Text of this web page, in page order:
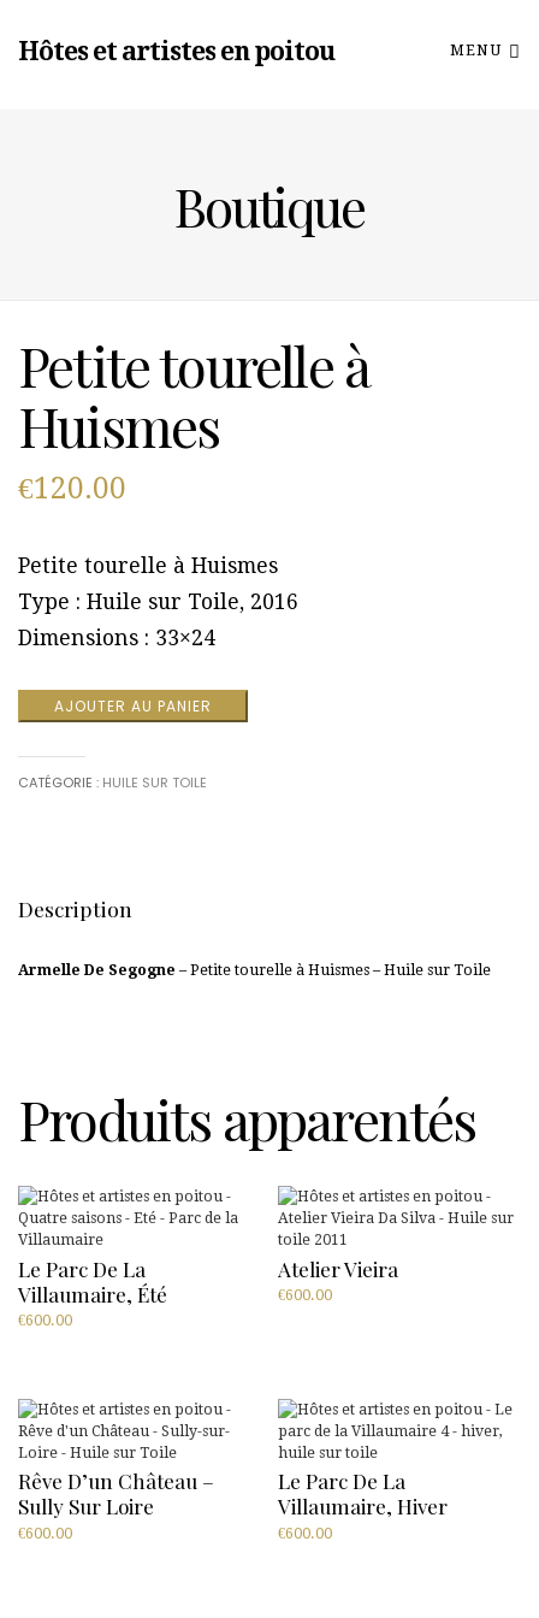
Hôtes et artistes en poitou MENU
Boutique
Petite tourelle à
Huismes
€120.00
Petite tourelle à Huismes
Type : Huile sur Toile, 2016
Dimensions : 33×24
AJOUTER AU PANIER
CATÉGORIE : HUILE SUR TOILE
Description
Armelle De Segogne – Petite tourelle à Huismes – Huile sur Toile
Produits apparentés
Le Parc De La
Villaumaire, Été
€600.00
Atelier Vieira
€600.00
Rêve D’un Château –
Sully Sur Loire
€600.00
Le Parc De La
Villaumaire, Hiver
€600.00